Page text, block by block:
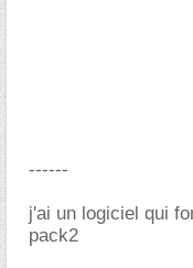
------
j'ai un logiciel qui
pack2